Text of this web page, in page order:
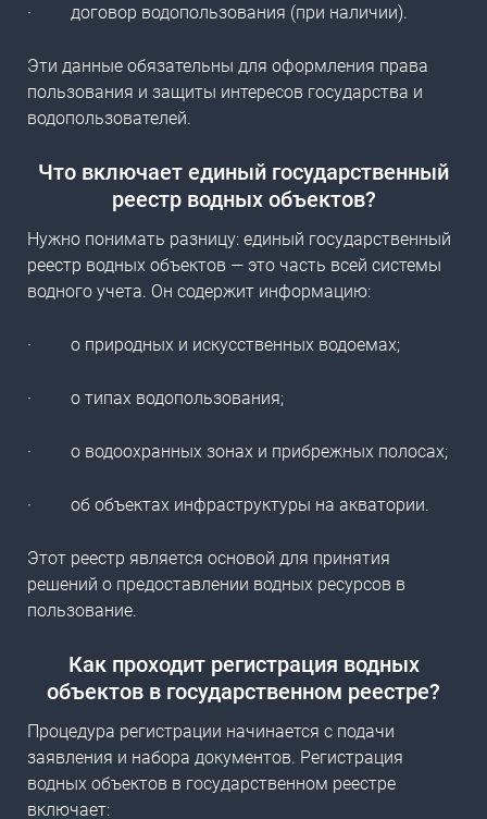
· договор водопользования (при наличии).
Эти данные обязательны для оформления права
пользования и защиты интересов государства и
водопользователей.
Что включает единый государственный
реестр водных объектов?
Нужно понимать разницу: единый государственный
реестр водных объектов — это часть всей системы
водного учета. Он содержит информацию:
· о природных и искусственных водоемах;
· о типах водопользования;
· о водоохранных зонах и прибрежных полосах;
· об объектах инфраструктуры на акватории.
Этот реестр является основой для принятия
решений о предоставлении водных ресурсов в
пользование.
Как проходит регистрация водных
объектов в государственном реестре?
Процедура регистрации начинается с подачи
заявления и набора документов. Регистрация
водных объектов в государственном реестре
включает: